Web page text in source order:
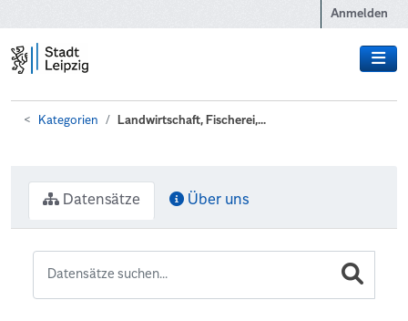
Anmelden
Kategorien Landwirtschaft, Fischerei,...
Datensätze Über uns